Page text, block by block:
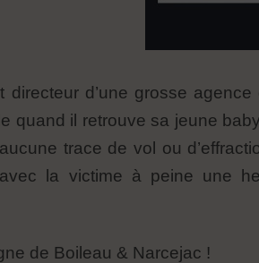
directeur d’une grosse
quand il retrouve sa jeune
trace de vol ou
la victime à peine une
de Boileau & Narcejac !